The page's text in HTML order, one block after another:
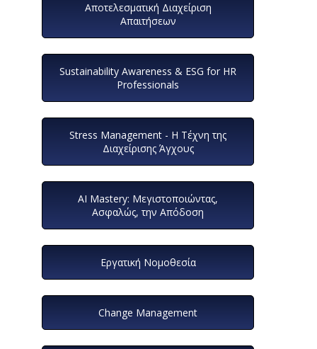
Αποτελεσματική Διαχείριση
Απαιτήσεων
Sustainability Awareness & ESG for HR
Professionals
Stress Management - Η Τέχνη της
Διαχείρισης Άγχους
AI Mastery: Μεγιστοποιώντας,
Ασφαλώς, την Απόδοση
Εργατική Νομοθεσία
Change Management